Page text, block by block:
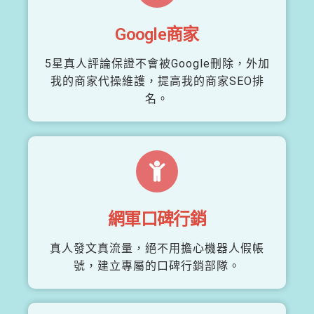
Google商家
5星真人評論保證不會被Google刪除，外加
我的商家代操維護，提高我的商家SEO排
名。
網軍口碑行銷
真人發文真流量，絕不用擔心機器人假帳
號，建立專屬的口碑行銷部隊。